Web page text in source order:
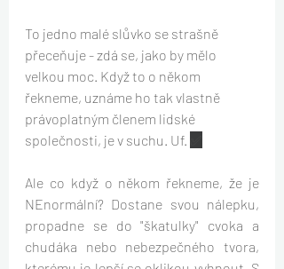
To jedno malé slůvko se strašně
přeceňuje - zdá se, jako by mělo
velkou moc. Když to o někom
řekneme, uznáme ho tak vlastně
právoplatným členem lidské
společnosti, je v suchu. Uf.
Ale co když o někom řekneme, že je
NEnormální? Dostane svou nálepku,
propadne se do "škatulky" cvoka a
chudáka nebo nebezpečného tvora,